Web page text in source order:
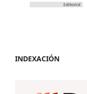
INDEXACIÓN